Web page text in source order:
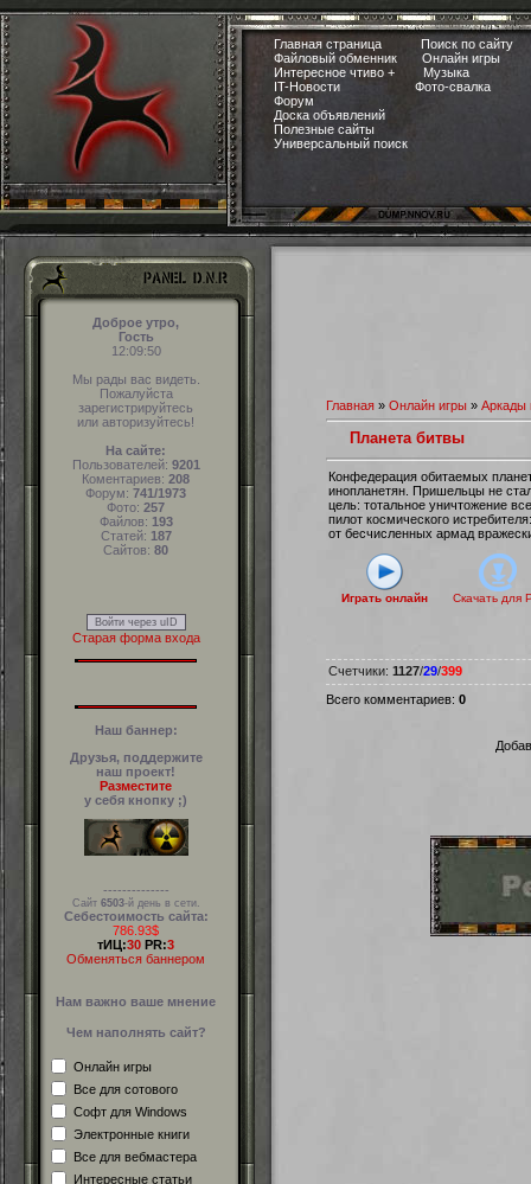
Главная страница
Поиск по сайту
Файловый обменник
Онлайн игры
Интересное чтиво +
Музыка
IT-Новости
Фото-свалка
Форум
Доска объявлений
Полезные сайты
Универсальный поиск
Доброе утро,
Гость
12:09:51
Мы рады вас видеть.
Пожалуйста
зарегистрируйтесь
или авторизуйтесь!
На сайте:
Пользователей: 9201
Коментариев: 208
Форум: 741/1973
Фото: 257
Файлов: 193
Статей: 187
Сайтов: 80
Войти через uID
Старая форма входа
Наш баннер:
Друзья, поддержите
наш проект!
Разместите
у себя кнопку ;)
--------------
Сайт 6503-й день в сети.
Себестоимость сайта:
786.93$
тИЦ:30 PR:3
Обменяться баннером
Нам важно ваше мнение
Чем наполнять сайт?
Онлайн игры
Все для сотового
Софт для Windows
Электронные книги
Все для вебмастера
Интересные статьи
Главная » Онлайн игры » Аркады
Планета битвы
Конфедерация обитаемых
инопланетян. Пришельцы не
цель: тотальное уничтожение
пилот космического
от бесчисленных армад
Играть онлайн Скачать для
Счетчики: 1127/29/399
Всего комментариев: 0